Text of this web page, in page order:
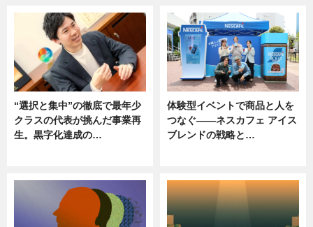
“選択と集中”の徹底で最年少
クラスの代表が挑んだ事業再
生。黒字化達成の…
体験型イベントで商品と人を
つなぐ――ネスカフェ アイス
ブレンドの戦略と…